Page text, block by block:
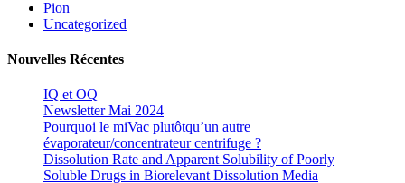
Pion
Uncategorized
Nouvelles Récentes
IQ et OQ
Newsletter Mai 2024
Pourquoi le miVac plutôtqu’un autre
évaporateur/concentrateur centrifuge ?
Dissolution Rate and Apparent Solubility of Poorly
Soluble Drugs in Biorelevant Dissolution Media